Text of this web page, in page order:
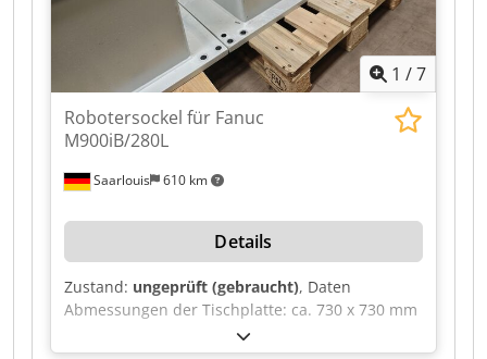
VDC Nominal current: 23 A Power: 15 kW Back-up
fuse: 50 A Diversity factor: 0.9 Power supply: 3×
1 /7
Saarlouis 610 km
Robotersockel für Fanuc
M900iB/280L
Details
Zustand: ungeprüft (gebraucht), Daten
Abmessungen der Tischplatte: ca. 730 x 730 mm
Geeignet für den Fanuc M900iB/280L-Roboter